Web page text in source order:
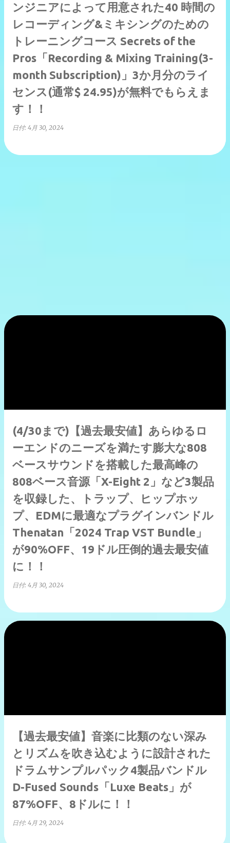
ンジニアによって用意された40 時間の
レコーディング&ミキシングのための
トレーニングコース Secrets of the
Pros「Recording & Mixing Training(3-
month Subscription)」3か月分のライ
センス(通常$ 24.95)が無料でもらえま
す！！
日付: 4月 30, 2024
(4/30まで)【過去最安値】あらゆるロ
ーエンドのニーズを満たす膨大な808
ベースサウンドを搭載した最高峰の
808ベース音源「X-Eight 2」など3製品
を収録した、トラップ、ヒップホッ
プ、EDMに最適なプラグインバンドル
Thenatan「2024 Trap VST Bundle」
が90%OFF、19ドル圧倒的過去最安値
に！！
日付: 4月 30, 2024
【過去最安値】音楽に比類のない深み
とリズムを吹き込むように設計された
ドラムサンプルパック4製品バンドル
D-Fused Sounds「Luxe Beats」が
87%OFF、8ドルに！！
日付: 4月 29, 2024